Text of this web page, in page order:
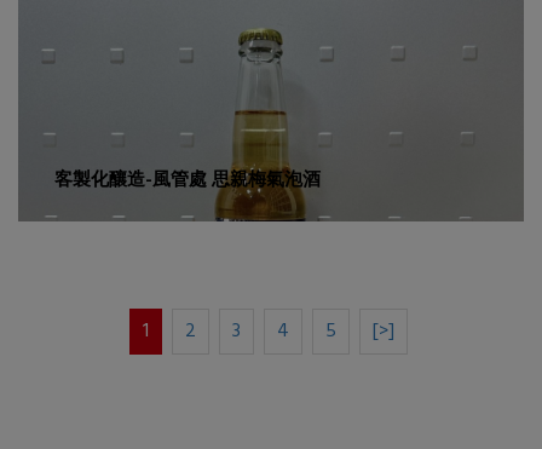
客製化釀造-風管處 思親梅氣泡酒
1 2 3 4 5 [>]